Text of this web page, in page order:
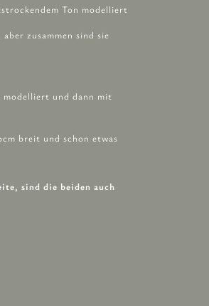
Ton modelliert
zusammen sind sie
modelliert und dann mit
breit und schon etwas
sind die beiden auch